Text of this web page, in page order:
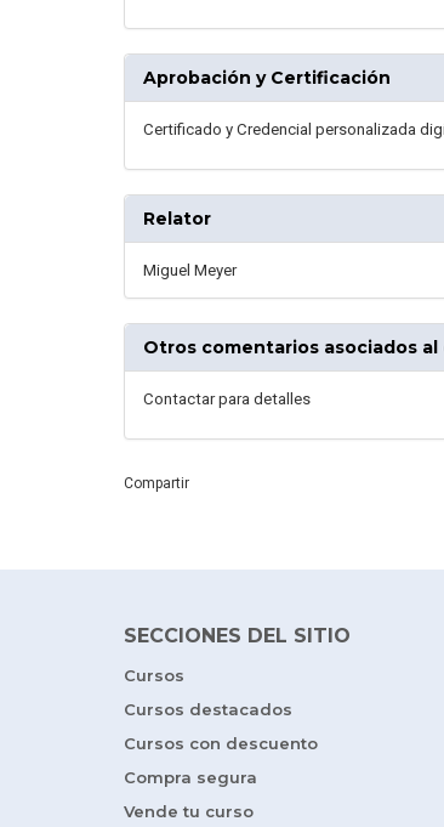
Aprobación y Certificación
Certificado y Credencial personalizada
Relator
Miguel Meyer
Otros comentarios asociados al
Contactar para detalles
Compartir
SECCIONES DEL SITIO
Cursos
Cursos destacados
Cursos con descuento
Compra segura
Vende tu curso